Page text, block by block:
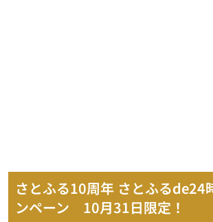
さとふる10周年 さとふるde24
ンペーン 10月31日限定！